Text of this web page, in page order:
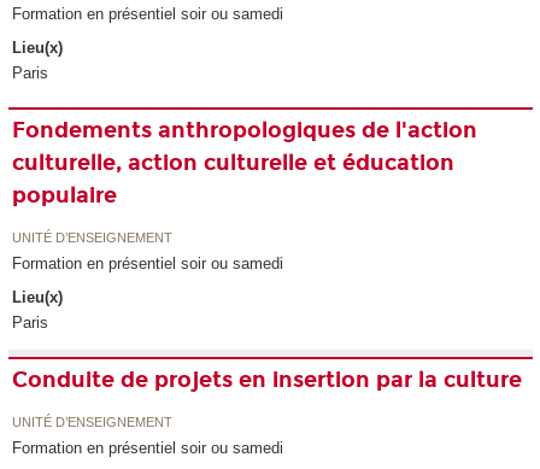
Formation en présentiel soir ou samedi
Lieu(x)
Paris
Fondements anthropologiques de l'action
culturelle, action culturelle et éducation
populaire
UNITÉ D’ENSEIGNEMENT
Formation en présentiel soir ou samedi
Lieu(x)
Paris
Conduite de projets en insertion par la culture
UNITÉ D’ENSEIGNEMENT
Formation en présentiel soir ou samedi